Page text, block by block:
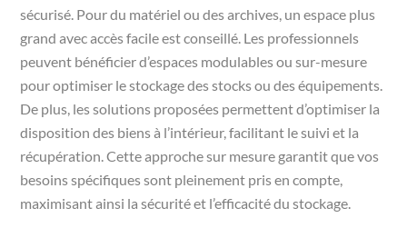
sécurisé. Pour du matériel ou des archives, un espace plus
grand avec accès facile est conseillé. Les professionnels
peuvent bénéficier d’espaces modulables ou sur-mesure
pour optimiser le stockage des stocks ou des équipements.
De plus, les solutions proposées permettent d’optimiser la
disposition des biens à l’intérieur, facilitant le suivi et la
récupération. Cette approche sur mesure garantit que vos
besoins spécifiques sont pleinement pris en compte,
maximisant ainsi la sécurité et l’efficacité du stockage.